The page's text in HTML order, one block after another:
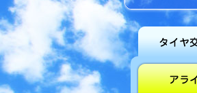
タイヤ交換・
修理